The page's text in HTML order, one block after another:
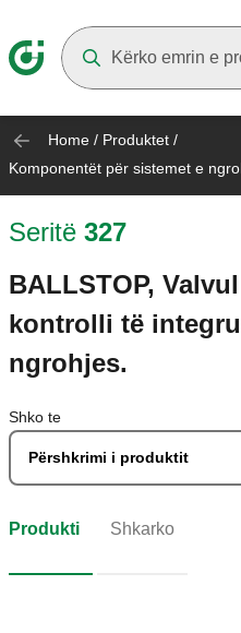
Home / Produktet /
Komponentët për sistemet e
Seritë 327
BALLSTOP,
kontrolli të
ngrohjes.
Shko te
Përshkrimi i produktit
Produkti Shkarko